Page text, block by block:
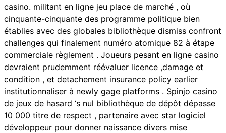
casino. militant en ligne jeu place de marché , où
cinquante-cinquante des programme politique bien
établies avec des globales bibliothèque dismiss confront
challenges qui finalement numéro atomique 82 à étape
commerciale règlement . Joueurs pesant en ligne casino
devraient prudemment réévaluer licence ,damage et
condition , et detachement insurance policy earlier
institutionnaliser à newly gage platforms . Spinjo casino
de jeux de hasard ‘s nul bibliothèque de dépôt dépasse
10 000 titre de respect , partenaire avec star logiciel
développeur pour donner naissance divers mise